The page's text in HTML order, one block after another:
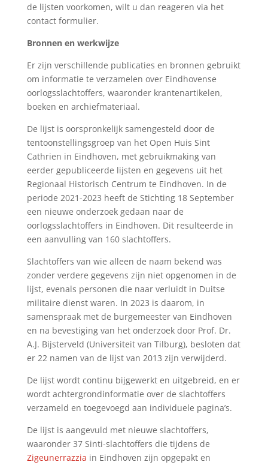
de lijsten voorkomen, wilt u dan reageren via het
contact formulier.
Bronnen en werkwijze
Er zijn verschillende publicaties en bronnen gebruikt
om informatie te verzamelen over Eindhovense
oorlogsslachtoffers, waaronder krantenartikelen,
boeken en archiefmateriaal.
De lijst is oorspronkelijk samengesteld door de
tentoonstellingsgroep van het Open Huis Sint
Cathrien in Eindhoven, met gebruikmaking van
eerder gepubliceerde lijsten en gegevens uit het
Regionaal Historisch Centrum te Eindhoven. In de
periode 2021-2023 heeft de Stichting 18 September
een nieuwe onderzoek gedaan naar de
oorlogsslachtoffers in Eindhoven. Dit resulteerde in
een aanvulling van 160 slachtoffers.
Slachtoffers van wie alleen de naam bekend was
zonder verdere gegevens zijn niet opgenomen in de
lijst, evenals personen die naar verluidt in Duitse
militaire dienst waren. In 2023 is daarom, in
samenspraak met de burgemeester van Eindhoven
en na bevestiging van het onderzoek door Prof. Dr.
A.J. Bijsterveld (Universiteit van Tilburg), besloten dat
er 22 namen van de lijst van 2013 zijn verwijderd.
De lijst wordt continu bijgewerkt en uitgebreid, en er
wordt achtergrondinformatie over de slachtoffers
verzameld en toegevoegd aan individuele pagina’s.
De lijst is aangevuld met nieuwe slachtoffers,
waaronder 37 Sinti-slachtoffers die tijdens de
Zigeunerrazzia in Eindhoven zijn opgepakt en